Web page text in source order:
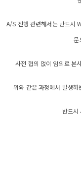
A/S 진행 관련해서는 반드시
문
사전 협의 없이 임의로 본
위와 같은 과정에서 발생
반드시